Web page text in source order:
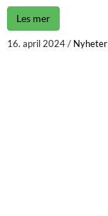
Les mer
16. april 2024/ Nyheter